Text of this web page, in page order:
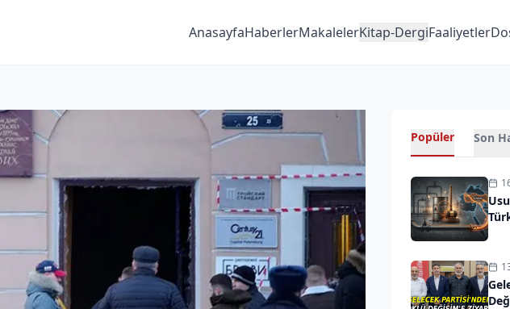
AnasayfaHaberlerMakalelerKitap-DergiFaaliyetler
Popüler Son